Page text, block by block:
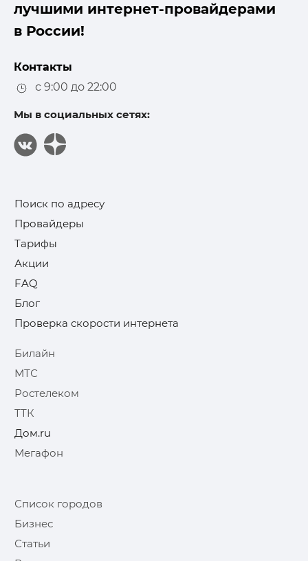
лучшими интернет-провайдерами
в России!
Контакты
с 9:00 до 22:00
Мы в социальных сетях:
Поиск по адресу
Провайдеры
Тарифы
Акции
FAQ
Блог
Проверка скорости интернета
Билайн
МТС
Ростелеком
ТТК
Дом.ru
Мегафон
Список городов
Бизнес
Статьи